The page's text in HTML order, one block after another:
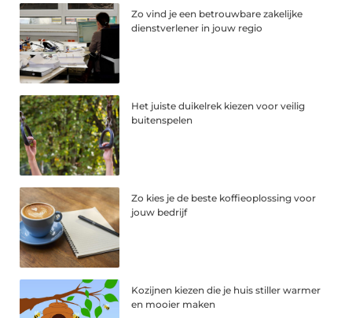
Zo vind je een betrouwbare zakelijke
dienstverlener in jouw regio
Het juiste duikelrek kiezen voor veilig
buitenspelen
Zo kies je de beste koffieoplossing voor
jouw bedrijf
Kozijnen kiezen die je huis stiller warmer
en mooier maken